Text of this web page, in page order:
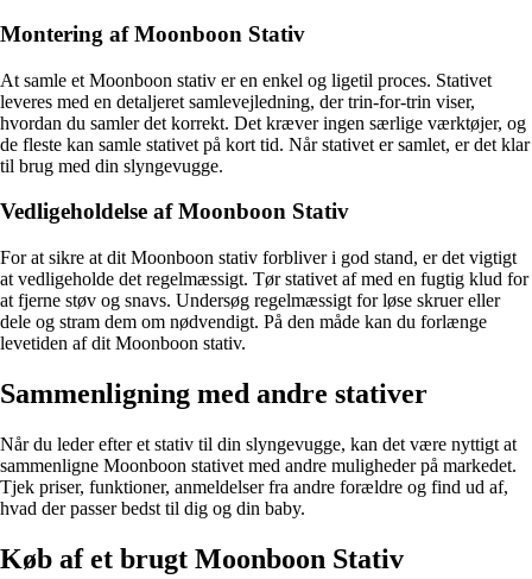
Montering af Moonboon Stativ
At samle et Moonboon stativ er en enkel og ligetil proces. Stativet
leveres med en detaljeret samlevejledning, der trin-for-trin viser,
hvordan du samler det korrekt. Det kræver ingen særlige værktøjer, og
de fleste kan samle stativet på kort tid. Når stativet er samlet, er det klar
til brug med din slyngevugge.
Vedligeholdelse af Moonboon Stativ
For at sikre at dit Moonboon stativ forbliver i god stand, er det vigtigt
at vedligeholde det regelmæssigt. Tør stativet af med en fugtig klud for
at fjerne støv og snavs. Undersøg regelmæssigt for løse skruer eller
dele og stram dem om nødvendigt. På den måde kan du forlænge
levetiden af dit Moonboon stativ.
Sammenligning med andre stativer
Når du leder efter et stativ til din slyngevugge, kan det være nyttigt at
sammenligne Moonboon stativet med andre muligheder på markedet.
Tjek priser, funktioner, anmeldelser fra andre forældre og find ud af,
hvad der passer bedst til dig og din baby.
Køb af et brugt Moonboon Stativ